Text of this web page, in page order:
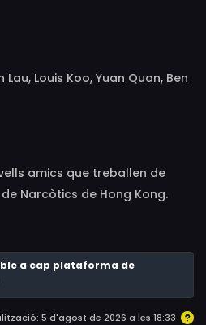
Louis Koo, Yuan Quan, Ben
Kwong, Lo Hoi-Pang, Berg Ng
Treechada Petcharat,
Ng, Marc Ma, Lee Siu-Kay,
Yuen Yee-Man, Jacqueline
Elanne Kwong Yeuk-
Yuen, Au Hin-Wai, Lam
amics que treballen de
Narcòtics de Hong Kong.
de drogues a gran escala,
ne el cap a Tailàndia.
a cap plataforma de
5 d'agost de 2026 a les 18:33